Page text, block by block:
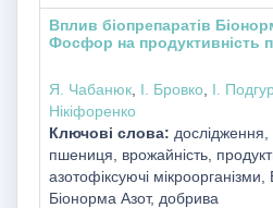
Вплив біопрепаратів
Фосфор на продуктивність
Я. Чабанюк, І. Бровко, І.
Нікіфоренко
Ключові слова:
пшениця, врожайність,
азотофіксуючі
Біонорма Азот, добрива